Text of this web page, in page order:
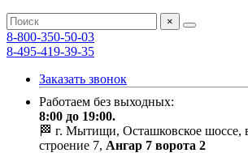
×
8-800-350-50-03
8-495-419-39-35
Заказать звонок
Работаем без выходных:
8:00 до 19:00.
🏁 г. Мытищи, Осташковское шоссе,
строение 7, Ангар 7 ворота 2